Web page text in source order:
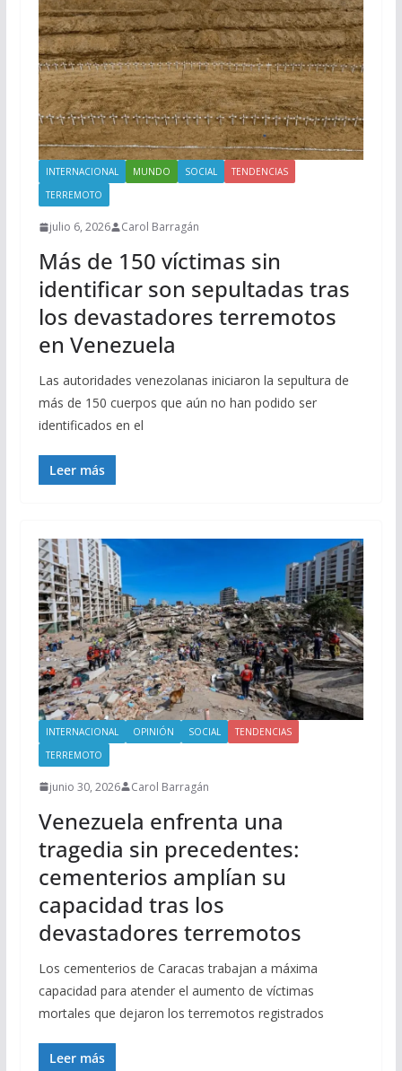
INTERNACIONAL MUNDO SOCIAL
TENDENCIAS
TERREMOTO
julio 6, 2026 Carol Barragán
Más de 150 víctimas sin
identificar son sepultadas tras
los devastadores terremotos
en Venezuela
Las autoridades venezolanas iniciaron la sepultura de
más de 150 cuerpos que aún no han podido ser
identificados en el
Leer más
INTERNACIONAL OPINIÓN SOCIAL
TENDENCIAS
TERREMOTO
junio 30, 2026 Carol Barragán
Venezuela enfrenta una
tragedia sin precedentes:
cementerios amplían su
capacidad tras los
devastadores terremotos
Los cementerios de Caracas trabajan a máxima
capacidad para atender el aumento de víctimas
mortales que dejaron los terremotos registrados
Leer más